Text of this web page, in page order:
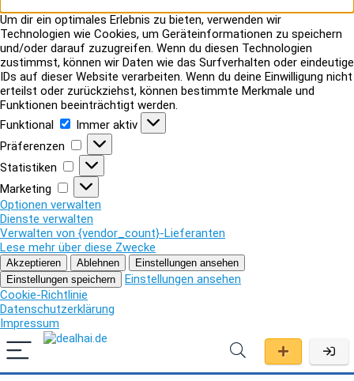
Um dir ein optimales Erlebnis zu bieten, verwenden wir
Technologien wie Cookies, um Geräteinformationen zu speichern
und/oder darauf zuzugreifen. Wenn du diesen Technologien
zustimmst, können wir Daten wie das Surfverhalten oder eindeutige
IDs auf dieser Website verarbeiten. Wenn du deine Einwilligung nicht
erteilst oder zurückziehst, können bestimmte Merkmale und
Funktionen beeinträchtigt werden.
Funktional
Funktional
Immer aktiv
Präferenzen
Präferenzen
Statistiken
Statistiken
Marketing
Marketing
Optionen verwalten
Dienste verwalten
Verwalten von {vendor_count}-Lieferanten
Lese mehr über diese Zwecke
Akzeptieren Ablehnen
Einstellungen ansehen
Einstellungen speichern
Einstellungen ansehen
Cookie-Richtlinie
Datenschutzerklärung
Impressum